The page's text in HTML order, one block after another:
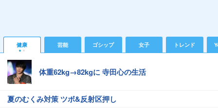
健康 芸能 ゴシップ 女子 トレンド
体重62kg→82kgに 寺田心の生活
夏のむくみ対策 ツボ&反射区押し